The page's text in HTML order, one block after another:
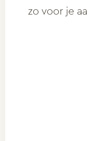
zo voor je